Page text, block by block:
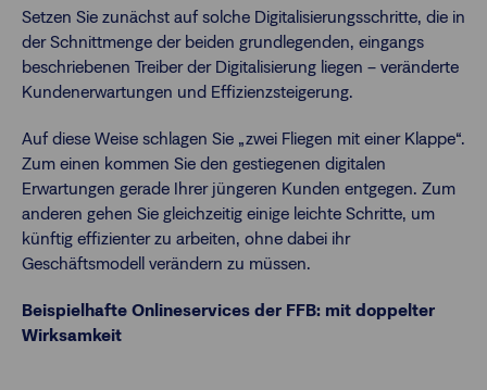
Setzen Sie zunächst auf solche Digitalisierungsschritte, die in
der Schnittmenge der beiden grundlegenden, eingangs
beschriebenen Treiber der Digitalisierung liegen – veränderte
Kundenerwartungen und Effizienzsteigerung.
Auf diese Weise schlagen Sie „zwei Fliegen mit einer Klappe“.
Zum einen kommen Sie den gestiegenen digitalen
Erwartungen gerade Ihrer jüngeren Kunden entgegen. Zum
anderen gehen Sie gleichzeitig einige leichte Schritte, um
künftig effizienter zu arbeiten, ohne dabei ihr
Geschäftsmodell verändern zu müssen.
Beispielhafte Onlineservices der FFB: mit doppelter
Wirksamkeit